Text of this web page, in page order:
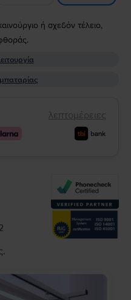
ή σχεδόν τέλειο,
λεπτομέρειες